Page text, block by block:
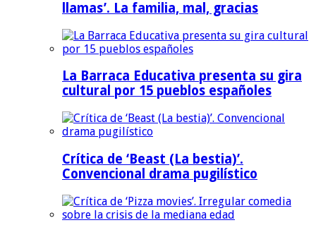
llamas’. La familia, mal, gracias
La Barraca Educativa presenta su gira
cultural por 15 pueblos españoles
Crítica de ‘Beast (La bestia)’.
Convencional drama pugilístico